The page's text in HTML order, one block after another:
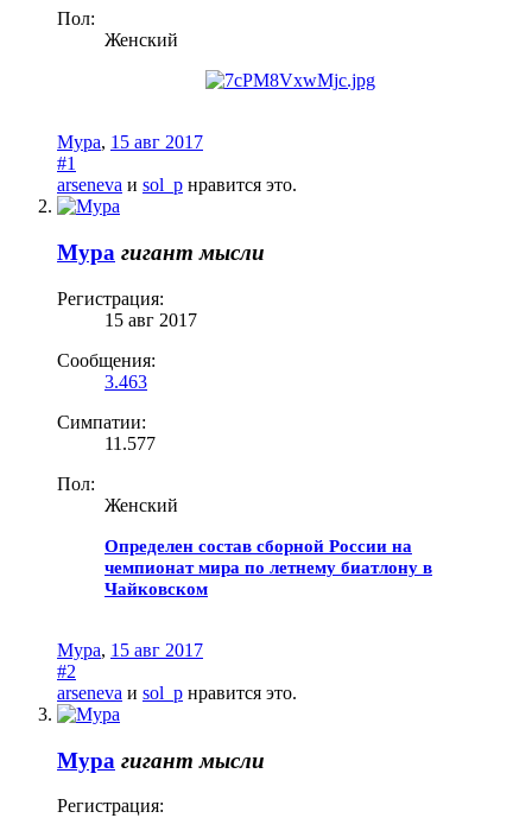
Пол:
Женский
Мура, 15 авг 2017
#1
arseneva и sol_p нравится это.
Мура гигант мысли
Регистрация:
15 авг 2017
Сообщения:
3.463
Симпатии:
11.577
Пол:
Женский
Определен состав сборной России на
чемпионат мира по летнему биатлону в
Чайковском
Мура, 15 авг 2017
#2
arseneva и sol_p нравится это.
Мура гигант мысли
Регистрация: